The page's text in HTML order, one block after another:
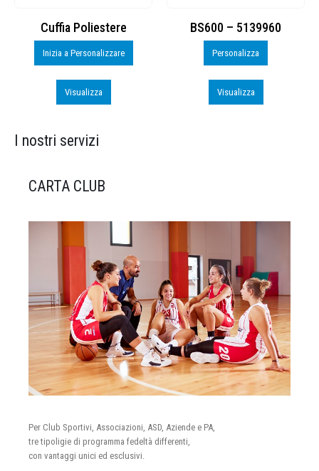
Cuffia Poliestere
Inizia a Personalizzare
Visualizza
BS600 – 5139960
Personalizza
Visualizza
I nostri servizi
CARTA CLUB
Per Club Sportivi, Associazioni, ASD, Aziende e PA,
tre tipoligie di programma fedeltà differenti,
con vantaggi unici ed esclusivi.